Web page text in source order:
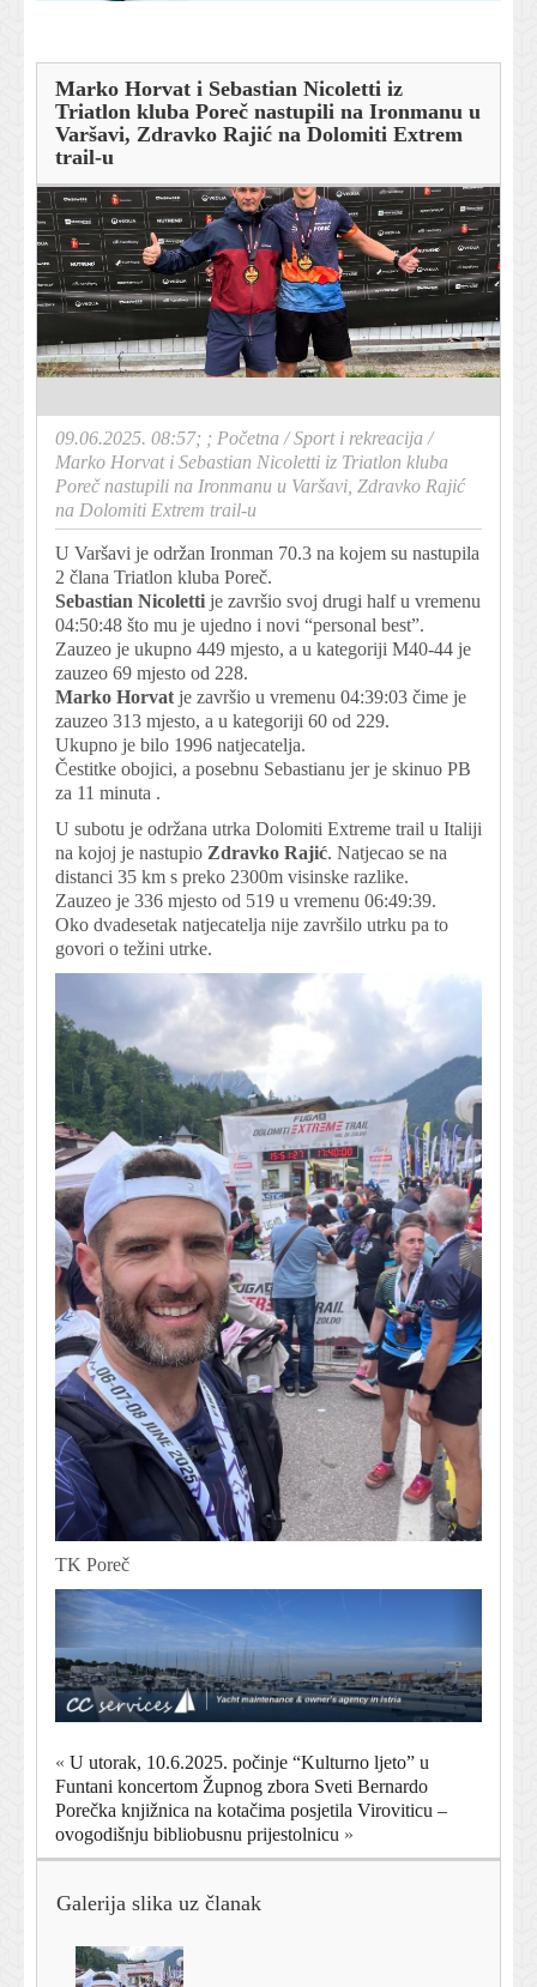
Marko Horvat i Sebastian Nicoletti iz
Triatlon kluba Poreč nastupili na Ironmanu u
Varšavi, Zdravko Rajić na Dolomiti Extrem
trail-u
09.06.2025. 08:57; ; Početna /Sport i rekreacija /
Marko Horvat i Sebastian Nicoletti iz Triatlon kluba
Poreč nastupili na Ironmanu u Varšavi, Zdravko Rajić
na Dolomiti Extrem trail-u
U Varšavi je održan Ironman 70.3 na kojem su nastupila
2 člana Triatlon kluba Poreč.
Sebastian Nicoletti je završio svoj drugi half u vremenu
04:50:48 što mu je ujedno i novi “personal best”.
Zauzeo je ukupno 449 mjesto, a u kategoriji M40-44 je
zauzeo 69 mjesto od 228.
Marko Horvat je završio u vremenu 04:39:03 čime je
zauzeo 313 mjesto, a u kategoriji 60 od 229.
Ukupno je bilo 1996 natjecatelja.
Čestitke obojici, a posebnu Sebastianu jer je skinuo PB
za 11 minuta .
U subotu je održana utrka Dolomiti Extreme trail u Italiji
na kojoj je nastupio Zdravko Rajić. Natjecao se na
distanci 35 km s preko 2300m visinske razlike.
Zauzeo je 336 mjesto od 519 u vremenu 06:49:39.
Oko dvadesetak natjecatelja nije završilo utrku pa to
govori o težini utrke.
TK Poreč
« U utorak, 10.6.2025. počinje “Kulturno ljeto” u
Funtani koncertom Župnog zbora Sveti Bernardo
Porečka knjižnica na kotačima posjetila Viroviticu –
ovogodišnju bibliobusnu prijestolnicu »
Galerija slika uz članak